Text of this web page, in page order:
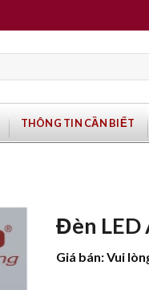
THÔNG TIN CẦN BIẾT
Đèn LED
Giá bán: Vui